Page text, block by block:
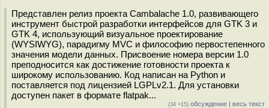
Представлен релиз проекта Cambalache 1.0, развивающего
инструмент быстрой разработки интерфейсов для GTK 3 и
GTK 4, использующий визуальное проектирование
(WYSIWYG), парадигму MVC и философию первостепенного
значения модели данных. Присвоение номера версии 1.0
преподносится как достижение готовности проекта к
широкому использованию. Код написан на Python и
поставляется под лицензией LGPLv2.1. Для установки
доступен пакет в формате flatpak...
(34 +15) обсуждение | весь текст